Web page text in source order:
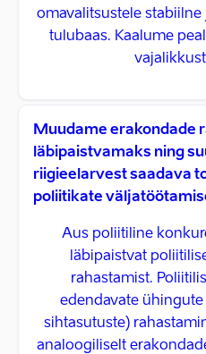
omavalitsustele
tulubaas. Kaalume
Muudame erakondade
läbipaistvamaks ning
riigieelarvest saadava
poliitikate
Aus poliitiline
läbipaistvat
rahastamist.
edendavate ühingute
sihtasutuste)
analoogiliselt